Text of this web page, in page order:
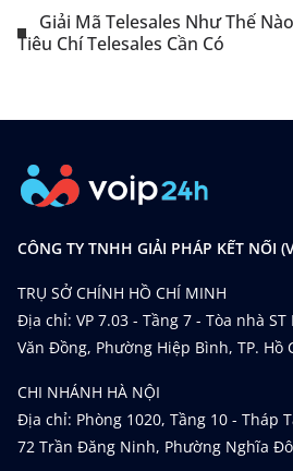
Giải Mã Telesales Như Thế
Tiêu Chí Telesales Cần Có
CÔNG TY TNHH GIẢI PHÁP KẾT NỐI
TRỤ SỞ CHÍNH HỒ CHÍ MINH
Địa chỉ: VP 7.03 - Tầng 7 - Tòa nhà
Văn Đồng, Phường Hiệp Bình, TP. Hồ
CHI NHÁNH HÀ NỘI
Địa chỉ: Phòng 1020, Tầng 10 - Tháp
72 Trần Đăng Ninh, Phường Nghĩa